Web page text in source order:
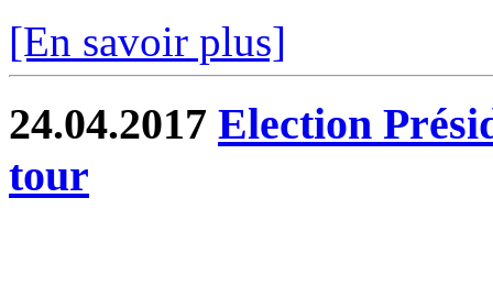
[En savoir plus]
24.04.2017 Election
tour